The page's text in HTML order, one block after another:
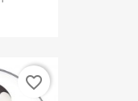
favorite_border